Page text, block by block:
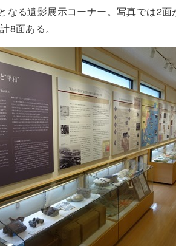
なる遺影展示コーナー。写真では2面
8面ある。